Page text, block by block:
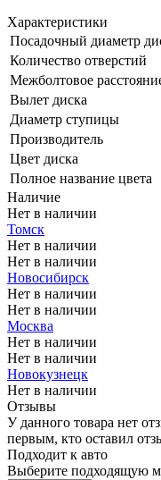
Характеристики
Посадочный диаметр
Количество отверстий
Межболтовое
Вылет диска
Диаметр ступицы
Производитель
Цвет диска
Полное название цвета
Наличие
Нет в наличии
Томск
Нет в наличии
Нет в наличии
Новосибирск
Нет в наличии
Нет в наличии
Москва
Нет в наличии
Нет в наличии
Новокузнецк
Нет в наличии
Отзывы
У данного товара нет
первым, кто оставил
Подходит к авто
Выберите подходящую